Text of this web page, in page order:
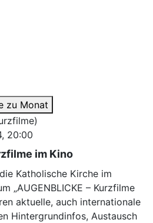
zu Monat
20:00
im Kino
Katholische Kirche im
„AUGENBLICKE – Kurzfilme
aktuelle, auch internationale
Hintergrundinfos, Austausch